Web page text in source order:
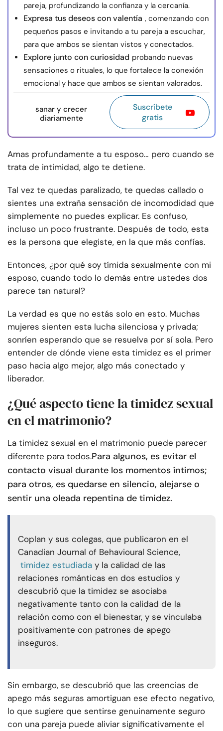
pareja, profundizando la confianza y la cercanía.
Expresa tus deseos con valentía , comenzando con
pequeños pasos e invitando a tu pareja a escuchar,
para que ambos se sientan vistos y conectados.
Explore junto con curiosidad probando nuevas
sensaciones o rituales, lo que fortalece la conexión
emocional y hace que ambos se sientan valorados.
sanar y crecer
diariamente
Suscríbete
gratis
Amas profundamente a tu esposo… pero cuando se
trata de intimidad, algo te detiene.
Tal vez te quedas paralizado, te quedas callado o
sientes una extraña sensación de incomodidad que
simplemente no puedes explicar. Es confuso,
incluso un poco frustrante. Después de todo, esta
es la persona que elegiste, en la que más confías.
Entonces, ¿por qué soy tímida sexualmente con mi
esposo, cuando todo lo demás entre ustedes dos
parece tan natural?
La verdad es que no estás solo en esto. Muchas
mujeres sienten esta lucha silenciosa y privada;
sonríen esperando que se resuelva por sí sola. Pero
entender de dónde viene esta timidez es el primer
paso hacia algo mejor, algo más conectado y
liberador.
¿Qué aspecto tiene la timidez sexual
en el matrimonio?
La timidez sexual en el matrimonio puede parecer
diferente para todos.Para algunos, es evitar el
contacto visual durante los momentos íntimos;
para otros, es quedarse en silencio, alejarse o
sentir una oleada repentina de timidez.
Coplan y sus colegas, que publicaron en el
Canadian Journal of Behavioural Science,
timidez estudiada y la calidad de las
relaciones románticas en dos estudios y
descubrió que la timidez se asociaba
negativamente tanto con la calidad de la
relación como con el bienestar, y se vinculaba
positivamente con patrones de apego
inseguros.
Sin embargo, se descubrió que las creencias de
apego más seguras amortiguan ese efecto negativo,
lo que sugiere que sentirse genuinamente seguro
con una pareja puede aliviar significativamente el